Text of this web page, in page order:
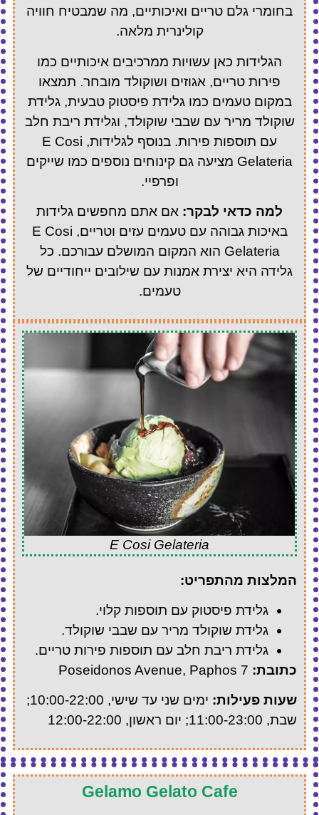
בחומרי גלם טריים ואיכותיים, מה שמבטיח חוויה
קולינרית מלאה.
הגלידות כאן עשויות ממרכיבים איכותיים כמו
פירות טריים, אגוזים ושוקולד מובחר. תמצאו
במקום טעמים כמו גלידת פיסטוק טבעית, גלידת
שוקולד מריר עם שבבי שוקולד, וגלידת ריבת חלב
עם תוספות פירות. בנוסף לגלידות, E Cosi
Gelateria מציעה גם קינוחים נוספים כמו שייקים
ופרפיי.
למה כדאי לבקר: אם אתם מחפשים גלידות
באיכות גבוהה עם טעמים עזים וטריים, E Cosi
Gelateria הוא המקום המושלם עבורכם. כל
גלידה היא יצירת אמנות עם שילובים ייחודיים של
טעמים.
E Cosi Gelateria
המלצות מהתפריט:
גלידת פיסטוק עם תוספות קלוי.
גלידת שוקולד מריר עם שבבי שוקולד.
גלידת ריבת חלב עם תוספות פירות טריים.
כתובת:
שעות פעילות:
ימים שני עד שישי, 10:00-22:00;
שבת, 11:00-23:00; יום ראשון, 12:00-22:00
Gelamo Gelato Cafe